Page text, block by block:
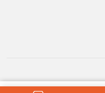
< / > with♥byCodeMix&